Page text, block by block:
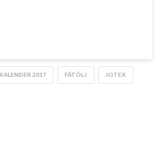
2017 FÅTÖLJ JOTEX